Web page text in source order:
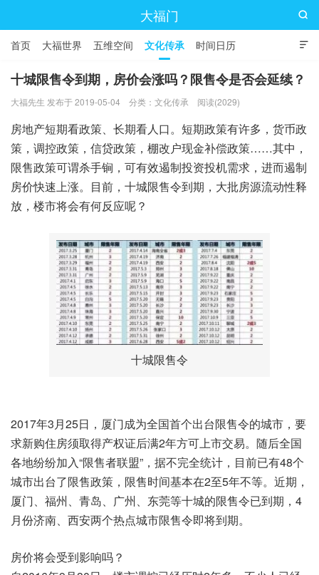
大福门

首页 大福世界 五维空间 文化传承 时间日历

十城限售令到期，房价会涨吗？限售令是否会延续？
大福先生 发布于 2019-05-04 分类： 文化传承 阅读(2029)
房地产短期看政策、长期看人口。短期政策有许多，货币政
策，调控政策，信贷政策，棚改户现金补偿政策……其中，
限售政策可谓杀手锏，可有效遏制投资投机需求，进而遏制
房价快速上涨。目前，十城限售令到期，大批房源流动性释
放，楼市将会有何反应呢？
十城限售令
2017年3月25日，厦门成为全国首个出台限售令的城市，要
求新购住房须取得产权证后满2年方可上市交易。随后全国
各地纷纷加入“限售者联盟”，据不完全统计，目前已有48个
城市出台了限售政策，限售时间基本在2至5年不等。近期，
厦门、福州、青岛、广州、东莞等十城的限售令已到期，4
月份济南、西安两个热点城市限售令即将到期。
房价将会受到影响吗？